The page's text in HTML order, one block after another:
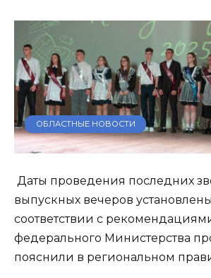
ОБЛАСТНЫЕ НОВОСТИ
Даты проведения последних
выпускных вечеров
соответствии с
федерального Министерства
пояснили в региональном